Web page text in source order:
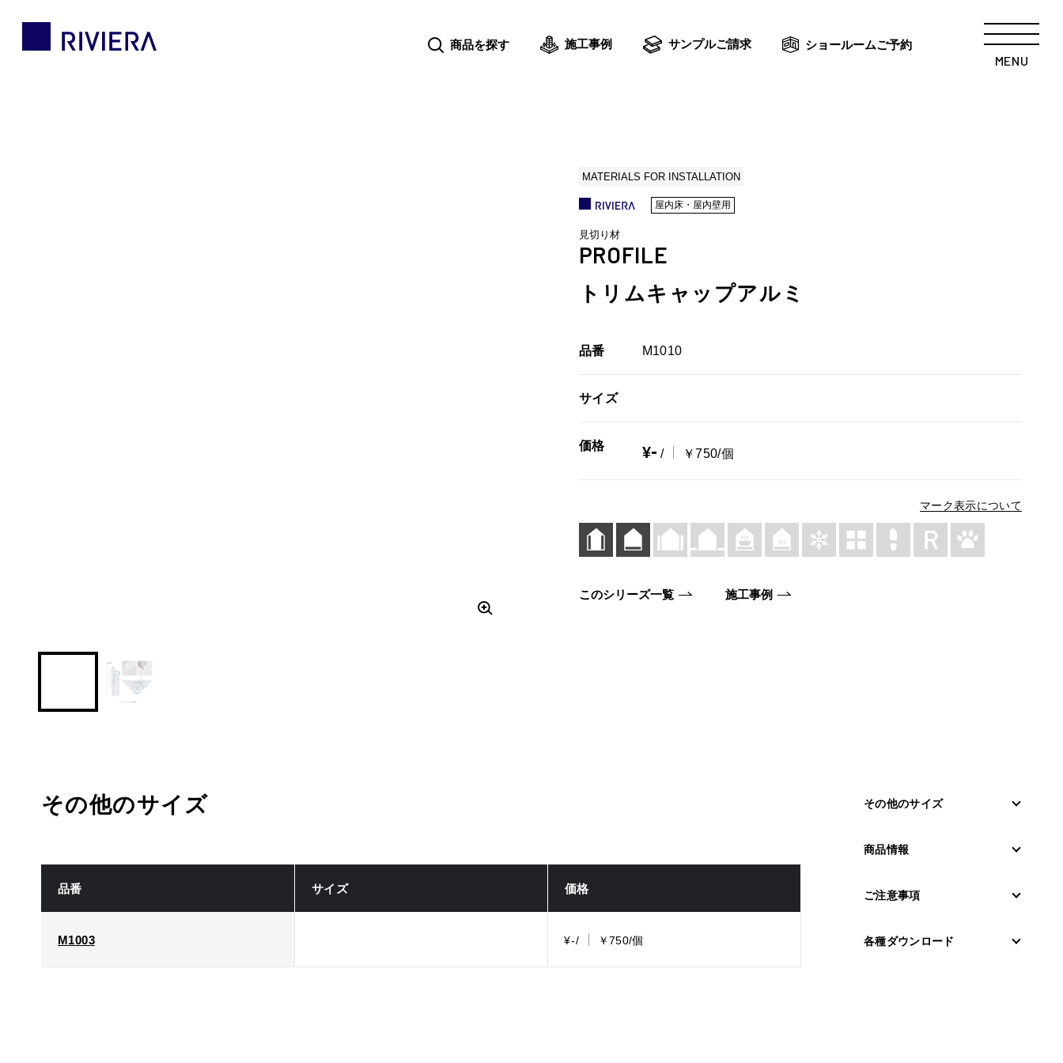
商品を探す 施工事例 サンプルご請求 ショールームご予約
MENU
MATERIALS FOR INSTALLATION
屋内床・屋内壁用
見切り材
PROFILE
トリムキャップアルミ
品番 M1010
サイズ
価格 ¥- / ￥750/個
マーク表示について
このシリーズ一覧 施工事例
その他のサイズ
商品情報
ご注意事項
各種ダウンロード
その他のサイズ
品番 サイズ 価格
M1003 ¥-/ ￥750/個